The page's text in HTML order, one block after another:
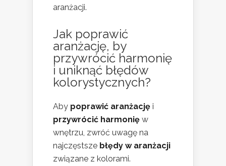
aranżacji.
Jak poprawić
aranżację, by
przywrócić harmonię
i uniknąć błędów
kolorystycznych?
Aby poprawić aranżację i
przywrócić harmonię w
wnętrzu, zwróć uwagę na
najczęstsze błędy w aranżacji
związane z kolorami.